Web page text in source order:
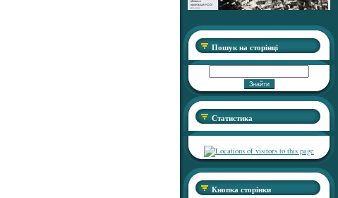
Пошук на сторінці
Статистика
Кнопка сторінки